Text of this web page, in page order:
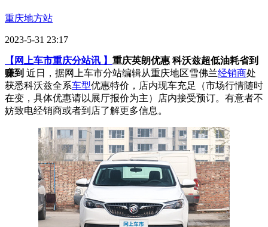
重庆地方站
2023-5-31 23:17
【网上车市重庆分站讯 】 重庆英朗优惠 科沃兹超低油耗省到
赚到 近日，据网上车市分站编辑从重庆地区雪佛兰经销商处
获悉科沃兹全系车型优惠特价，店内现车充足（市场行情随时
在变，具体优惠请以展厅报价为主）店内接受预订。有意者不
妨致电经销商或者到店了解更多信息。